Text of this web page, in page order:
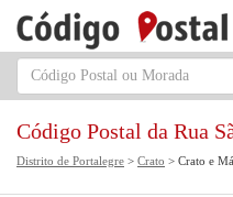
Código Postal da Rua
Distrito de Portalegre > Crato > Crato e